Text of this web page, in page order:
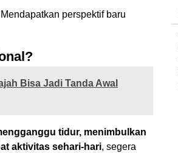
Mendapatkan perspektif baru
Bisa Jadi Tanda Awal
tidur, menimbulkan
aktivitas sehari-hari, segera